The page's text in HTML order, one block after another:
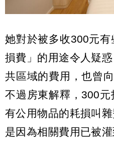
她對於被多收300元
損費」的用途令人疑
共區域的費用，也曾
不過房東解釋，300
有公用物品的耗損叫
是因為相關費用已被